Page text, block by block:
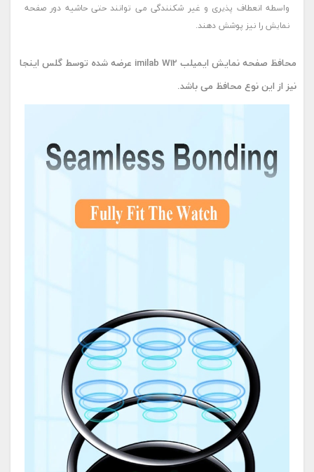
واسطه انعطاف پذیری و غیر شکنندگی می توانند حتی حاشیه دور صفحه
نمایش را نیز پوشش دهند.
محافظ صفحه نمایش ایمیلب imilab W12 عرضه شده توسط گلس اینجا
نیز از این نوع محافظ می باشد.